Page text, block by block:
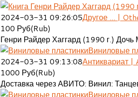
2024-03-31 09:26:05Другое ... |
100 Руб(Rub)
Генри Райдер Хаггард (1990 г.) Дочь
Виниловые
2024-03-31 09:13:08Антиквариат |
1000 Руб(Rub)
Доставка через АВИТО: Винил:
Виниловые